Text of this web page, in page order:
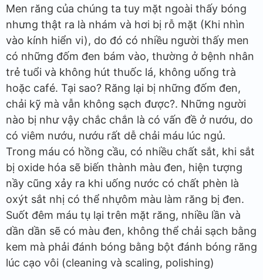
Men răng của chúng ta tuy mặt ngoài thấy bóng
nhưng thật ra là nhám và hơi bị rỗ mặt (Khi nhìn
vào kính hiển vi), do đó có nhiều người thấy men
có những đốm đen bám vào, thường ở bệnh nhân
trẻ tuổi và không hút thuốc lá, không uống trà
hoặc café. Tại sao? Răng lại bị những đốm đen,
chải kỹ mà vẫn không sạch được?. Những người
nào bị như vậy chắc chắn là có vấn đề ở nướu, do
có viêm nướu, nướu rất dễ chải máu lúc ngủ.
Trong máu có hồng cầu, có nhiều chất sắt, khi sắt
bị oxide hóa sẽ biến thành màu đen, hiện tượng
nầy cũng xảy ra khi uống nước có chất phèn là
oxýt sắt nhị có thể nhựôm màu làm răng bị đen.
Suốt đêm máu tụ lại trên mặt răng, nhiều lần và
dần dần sẽ có màu đen, không thể chải sạch bằng
kem mà phải đánh bóng bằng bột đánh bóng răng
lúc cạo vôi (cleaning và scaling, polishing)